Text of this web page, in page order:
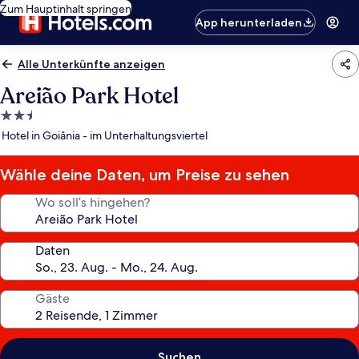
Zum Hauptinhalt springen
App herunterladen
Alle Unterkünfte anzeigen
Areião Park Hotel
2.5-
Sterne-
Hotel in Goiânia - im Unterhaltungsviertel
Wähle deine Daten, um Preise zu sehen
Wo soll’s hingehen?
Daten
Gäste